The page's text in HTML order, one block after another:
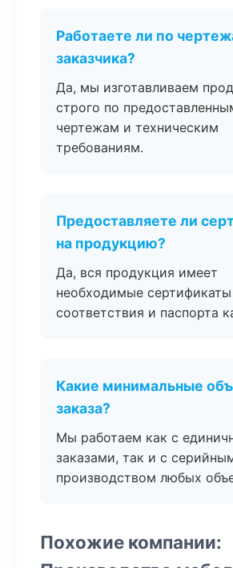
Работаете ли по
заказчика?
Да, мы изготавливаем
строго по
чертежам и техническим
требованиям.
Предоставляете ли
на продукцию?
Да, вся продукция имеет
необходимые сертификаты
соответствия и паспорта
Какие минимальные
заказа?
Мы работаем как с
заказами, так и с
производством любых
Похожие компании: